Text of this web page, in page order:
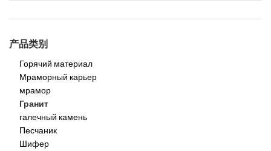
产品类别
Горячий материал
Мраморный карьер
мрамор
Гранит
галечный камень
Песчаник
Шифер